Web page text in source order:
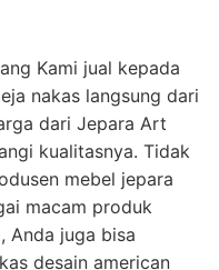
Kami jual kepada
nakas langsung dari
dari Jepara Art
kualitasnya. Tidak
mebel jepara
macam produk
Anda juga bisa
desain american